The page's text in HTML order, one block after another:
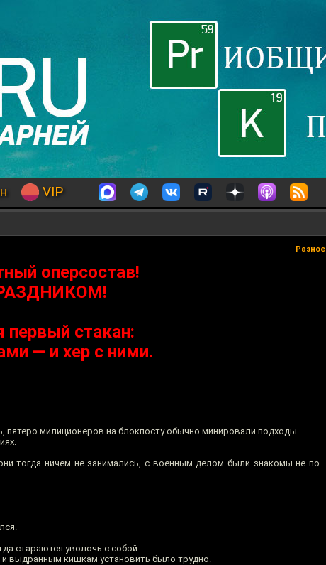
VIP
Разное
оперсостав!
первый стакан:
— и хер с ними.
пятеро милиционеров на блокпосту обычно минировали подходы.
тогда ничем не занимались, с военным делом были знакомы не по
стараются уволочь с собой.
выдранным кишкам установить было трудно.